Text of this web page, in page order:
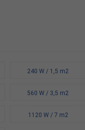
240 W / 1,5 m2
560 W / 3,5 m2
1120 W / 7 m2